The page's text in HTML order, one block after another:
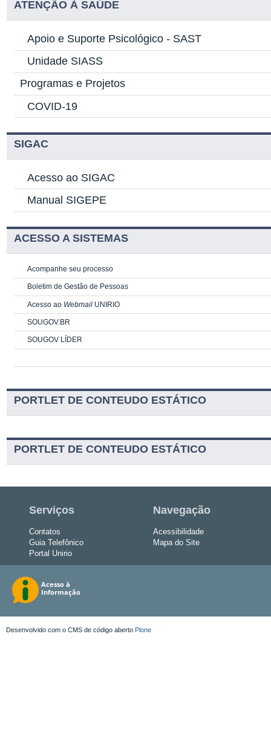
ATENÇÃO À SAÚDE
Apoio e Suporte Psicológico - SAST
Unidade SIASS
Programas e Projetos
COVID-19
SIGAC
Acesso ao SIGAC
Manual SIGEPE
ACESSO A SISTEMAS
Acompanhe seu processo
Boletim de Gestão de Pessoas
Acesso ao Webmail UNIRIO
SOUGOV.BR
SOUGOV LÍDER
PORTLET DE CONTEUDO ESTÁTICO
PORTLET DE CONTEUDO ESTÁTICO
Serviços
Contatos
Guia Telefônico
Portal Unirio
Navegação
Acessibilidade
Mapa do Site
Desenvolvido com o CMS de código aberto Plone